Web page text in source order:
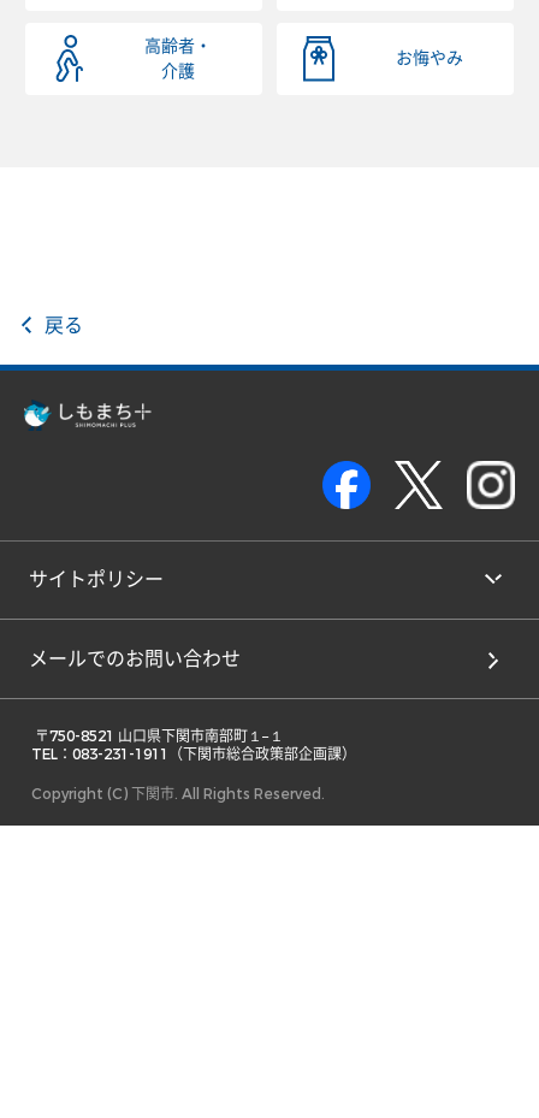
高齢者・
介護
お悔やみ
戻る
サイトポリシー
メールでのお問い合わせ
TEL：083-231-1911（下関市総合政策部企画課）
Copyright (C) 下関市. All Rights Reserved.